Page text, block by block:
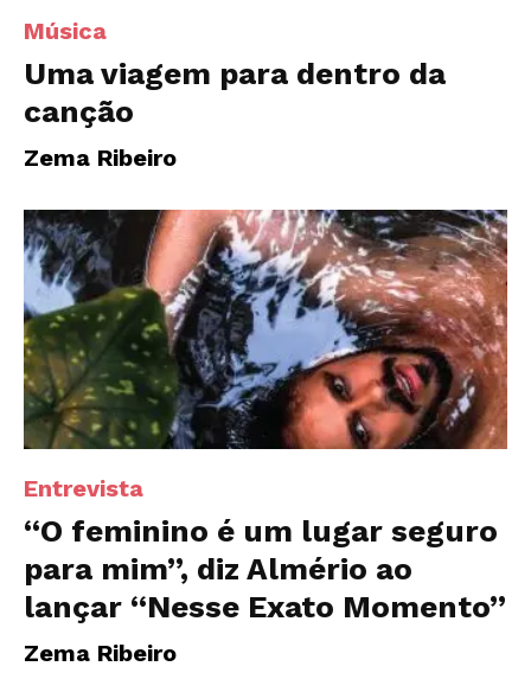
Música
Uma viagem para dentro da
canção
Zema Ribeiro
Entrevista
“O feminino é um lugar seguro
para mim”, diz Almério ao
lançar “Nesse Exato Momento”
Zema Ribeiro